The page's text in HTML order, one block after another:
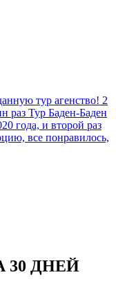
тур агенство! 2
раз Тур Баден-Баден
года, и второй раз
все понравилось,
ДНЕЙ